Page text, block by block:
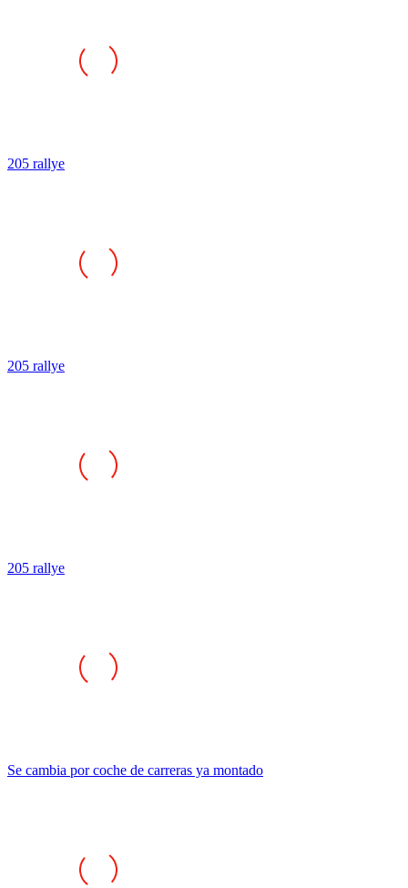
205 rallye
205 rallye
205 rallye
Se cambia por coche de carreras ya montado